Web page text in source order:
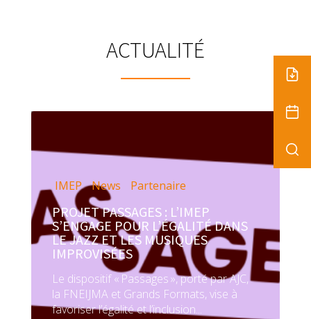
ACTUALITÉ
IMEP News Partenaire
PROJET PASSAGES : L’IMEP
S’ENGAGE POUR L’ÉGALITÉ DANS
LE JAZZ ET LES MUSIQUES
IMPROVISÉES
Le dispositif « Passages », porté par AJC,
la FNEIJMA et Grands Formats, vise à
favoriser l’égalité et l’inclusion...